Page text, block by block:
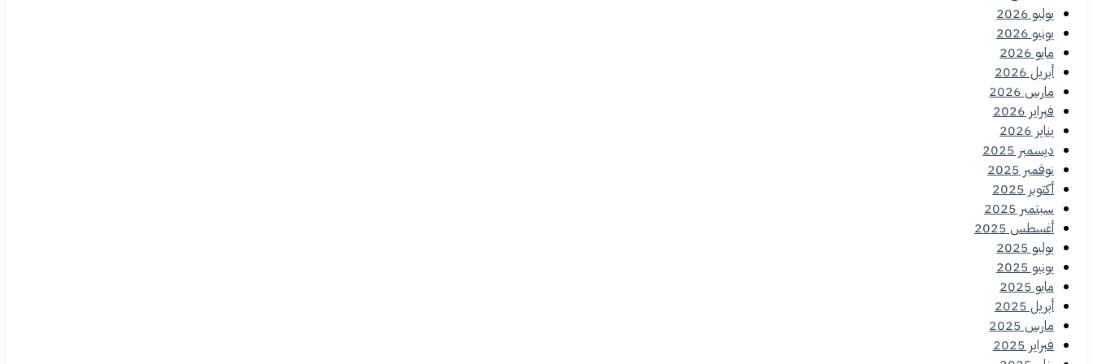
يوليو 2026
يونيو 2026
مايو 2026
أبريل 2026
مارس 2026
فبراير 2026
يناير 2026
ديسمبر 2025
نوفمبر 2025
أكتوبر 2025
سبتمبر 2025
أغسطس 2025
يوليو 2025
يونيو 2025
مايو 2025
أبريل 2025
مارس 2025
فبراير 2025